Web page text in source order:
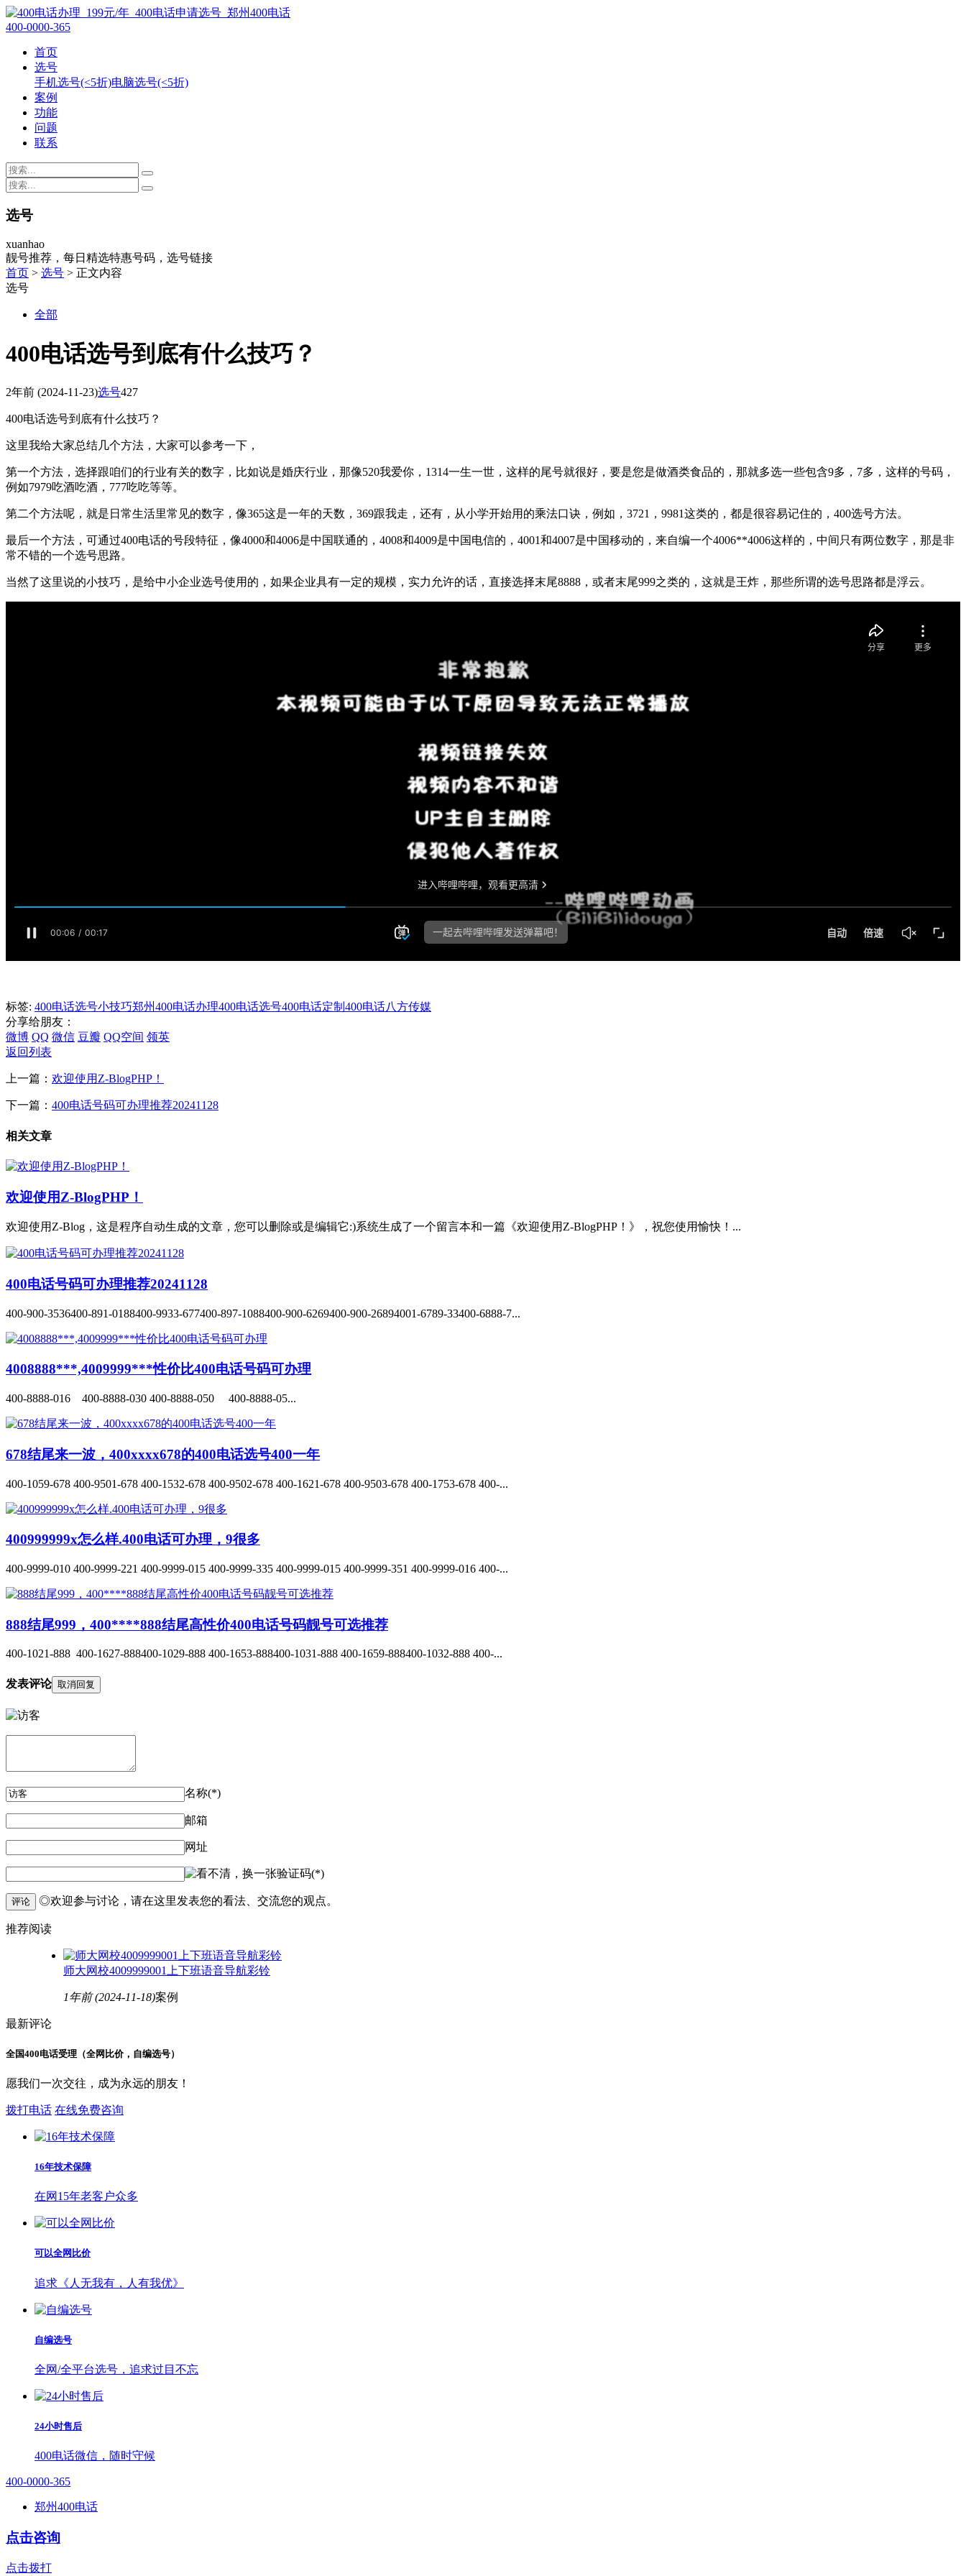
400-0000-365
首页
选号
手机选号(<5折)电脑选号(<5折)
案例
功能
问题
联系
选号
xuanhao
靓号推荐，每日精选特惠号码，选号链接
首页 > 选号 > 正文内容
选号
全部
400电话选号到底有什么技巧？
2年前 (2024-11-23)选号427
400电话选号到底有什么技巧？
这里我给大家总结几个方法，大家可以参考一下，
第一个方法，选择跟咱们的行业有关的数字，比如说是婚庆行业，那像520我爱你，1314一生一世，这样的尾号就很好，要是您是做酒类食品的，那就多选一些包含9多，7多，这样的号码，
例如7979吃酒吃酒，777吃吃等等。
第二个方法呢，就是日常生活里常见的数字，像365这是一年的天数，369跟我走，还有，从小学开始用的乘法口诀，例如，3721，9981这类的，都是很容易记住的，400选号方法。
最后一个方法，可通过400电话的号段特征，像4000和4006是中国联通的，4008和4009是中国电信的，4001和4007是中国移动的，来自编一个4006**4006这样的，中间只有两位数字，那是非
常不错的一个选号思路。
当然了这里说的小技巧，是给中小企业选号使用的，如果企业具有一定的规模，实力允许的话，直接选择末尾8888，或者末尾999之类的，这就是王炸，那些所谓的选号思路都是浮云。
标签: 400电话选号小技巧郑州400电话办理400电话选号400电话定制 400电话八方传媒
分享给朋友：
微博 QQ 微信 豆瓣 QQ空间 领英
返回列表
上一篇： 欢迎使用Z-BlogPHP！
下一篇： 400电话号码可办理推荐20241128
相关文章
欢迎使用Z-BlogPHP！
欢迎使用Z-Blog，这是程序自动生成的文章，您可以删除或是编辑它:)系统生成了一个留言本和一篇《欢迎使用Z-BlogPHP！》，祝您使用愉快！...
400电话号码可办理推荐20241128
400-900-3536400-891-0188400-9933-677400-897-1088400-900-6269400-900-26894001-6789-33400-6888-7...
4008888***,4009999***性价比400电话号码可办理
400-8888-016 400-8888-030 400-8888-050 400-8888-05...
678结尾来一波，400xxxx678的400电话选号400一年
400-1059-678 400-9501-678 400-1532-678 400-9502-678 400-1621-678 400-9503-678 400-1753-678 400-...
400999999x怎么样.400电话可办理，9很多
400-9999-010 400-9999-221 400-9999-015 400-9999-335 400-9999-015 400-9999-351 400-9999-016 400-...
888结尾999，400****888结尾高性价400电话号码靓号可选推荐
400-1021-888 400-1627-888400-1029-888 400-1653-888400-1031-888 400-1659-888400-1032-888 400-...
发表评论 取消回复
名称(*)
邮箱
网址
验证码(*)
评论 ◎欢迎参与讨论，请在这里发表您的看法、交流您的观点。
推荐阅读
师大网校4009999001上下班语音导航彩铃
1年前(2024-11-18)案例
最新评论
全国400电话受理（全网比价，自编选号）
愿我们一次交往，成为永远的朋友！
拨打电话 在线免费咨询
16年技术保障
在网15年老客户众多
可以全网比价
追求《人无我有，人有我优》
自编选号
全网/全平台选号，追求过目不忘
24小时售后
400电话微信，随时守候
400-0000-365
郑州400电话
点击咨询
点击拨打